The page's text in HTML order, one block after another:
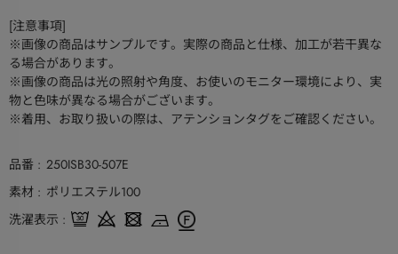
[注意事項]
※画像の商品はサンプルです。実際の商品と仕様、加工が若干異な
る場合があります。
※画像の商品は光の照射や角度、お使いのモニター環境により、実
物と色味が異なる場合がございます。
※着用、お取り扱いの際は、アテンションタグをご確認ください。
品番
250ISB30-507E
素材
ポリエステル100
洗濯表示